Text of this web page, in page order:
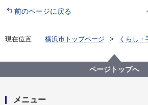
前のページに戻る
現在位置 横浜市トップページ
くらし・
横浜みどりアップ計画
計画の柱３「市民が実感できる緑
地域緑のまちづくり
ページトップへ
メニュー